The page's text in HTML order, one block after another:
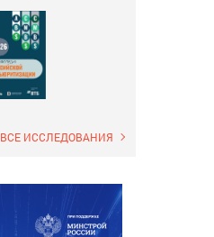
ВСЕ ИССЛЕДОВАНИЯ